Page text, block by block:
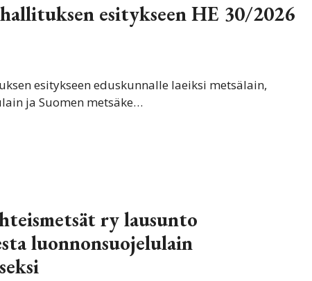
esitykseen HE 30/2026
esitykseen eduskunnalle laeiksi metsälain,
ja Suomen metsäke…
ry lausunto
luonnonsuojelulain